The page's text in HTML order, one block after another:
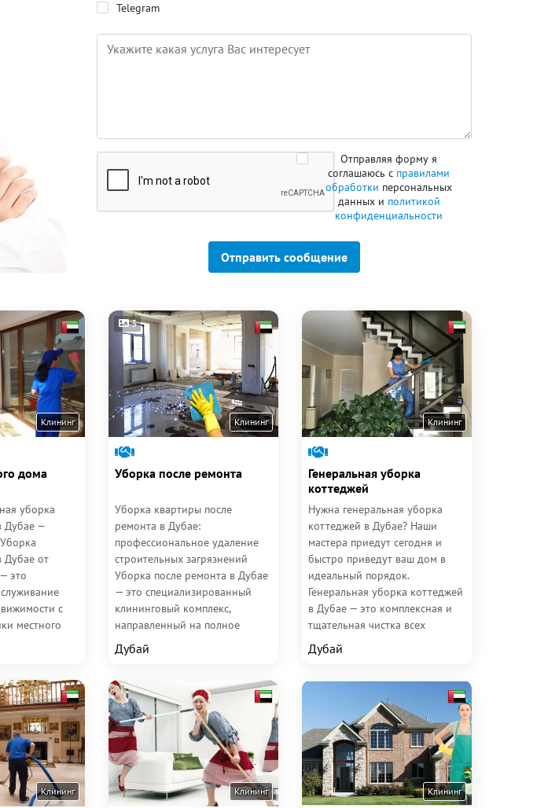
Telegram
Отправляя форму я
соглашаюсь с правилами
обработки персональных
данных и политикой
конфиденциальности
Отправить сообщение
Клининг
дома
уборка
Дубае —
Дубае от
это
с
местного
3
Клининг
Уборка после ремонта
Уборка квартиры после
ремонта в Дубае:
профессиональное удаление
строительных загрязнений
Уборка после ремонта в Дубае
— это специализированный
клининговый комплекс,
направленный на полное
удаление последствий
строительных и отделочных...
Дубай
Клининг
Генеральная уборка
коттеджей
Нужна генеральная уборка
коттеджей в Дубае? Наши
мастера приедут сегодня и
быстро приведут ваш дом в
идеальный порядок.
Генеральная уборка коттеджей
в Дубае — это комплексная и
тщательная чистка всех
помещений, включая удаление
пыли с...
Дубай
Клининг Клининг Клининг